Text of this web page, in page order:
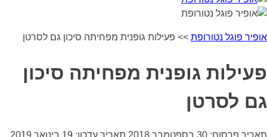
אופיר פוגל נטורופת >> פעילות גופנית מפחיתה סיכון גם לסרטן
פעילות גופנית מפחיתה סיכון
גם לסרטן